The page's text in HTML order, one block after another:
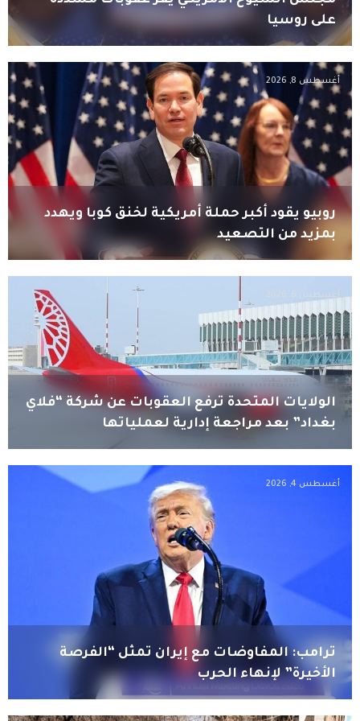
على روسيا
أغسطس 8, 2026
روبيو يقود أكبر حملة أمريكية لخنق كوبا ويهدد
بمزيد من التصعيد
أغسطس 6, 2026
الولايات المتحدة ترفع العقوبات عن شركة “فلاي
بغداد” بعد مراجعة إدارية لعملياتها
أغسطس 4, 2026
ترامب: المفاوضات مع إيران تمثل “الفرصة
الأخيرة” لإنهاء الحرب